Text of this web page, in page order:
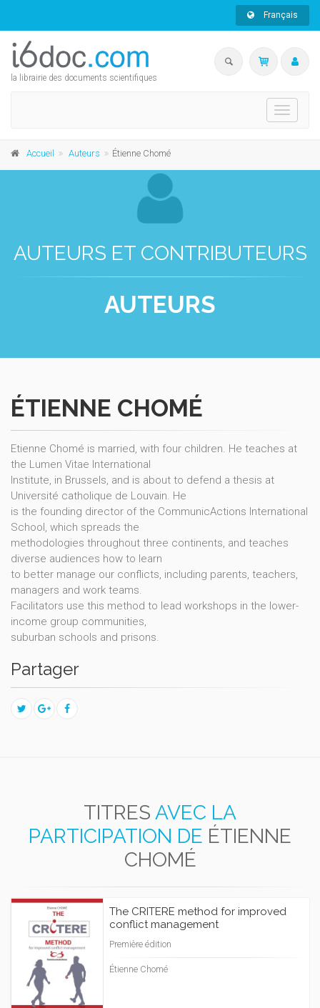
Français
la librairie des documents scientifiques
Toggle
Accueil Auteurs Étienne Chomé
AUTEURS ET CONTRIBUTEURS
AUTEURS
ÉTIENNE CHOMÉ
Etienne Chomé is married, with four children. He teaches at
the Lumen Vitae International
Institute, in Brussels, and is about to defend a thesis at
Université catholique de Louvain. He
is the founding director of the CommunicActions International
School, which spreads the
methodologies throughout three continents, and teaches
diverse audiences how to learn
to better manage our conflicts, including parents, teachers,
managers and work teams.
Facilitators use this method to lead workshops in the lower-
income group communities,
suburban schools and prisons.
Partager
TITRES AVEC LA
PARTICIPATION DE ÉTIENNE
CHOMÉ
The CRITERE method for improved
conflict management
Première édition
Étienne Chomé